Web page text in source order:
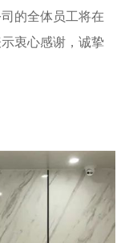
的全体员工将在
衷心感谢，诚挚